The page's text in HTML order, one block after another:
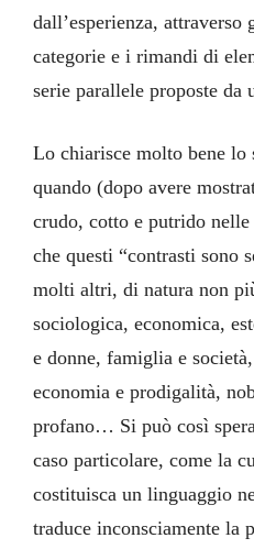
dall’esperienza, attraverso
categorie e i rimandi di
serie parallele proposte da
Lo chiarisce molto bene lo
quando (dopo avere
crudo, cotto e putrido
che questi “contrasti sono
molti altri, di natura non
sociologica, economica,
e donne, famiglia e
economia e prodigalità,
profano… Si può così
caso particolare, come la
costituisca un linguaggio
traduce inconsciamente la